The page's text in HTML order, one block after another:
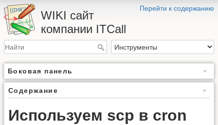
Перейти к содержанию
WIKI сайт
компании ITCall
Боковая панель
Содержание
Используем scp в cron